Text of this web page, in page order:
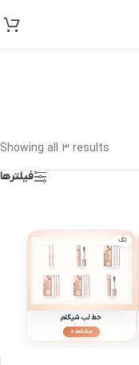
Showing all 3 results
فیلترها
تگ
خط لب شیگلم
مشاهده